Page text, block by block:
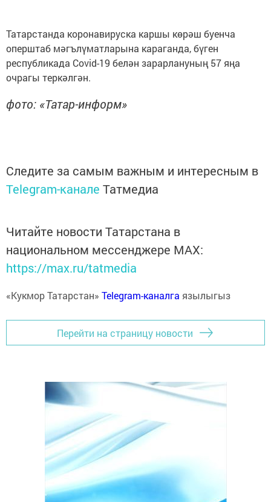
Татарстанда коронавируска каршы көрәш буенча
оперштаб мәгълүматларына караганда, бүген
республикада Covid-19 белән зарарлануның 57 яңа
очрагы теркәлгән.
фото: «Татар-информ»
Следите за самым важным и интересным в
Telegram-канале Татмедиа
Читайте новости Татарстана в
национальном мессенджере MАХ:
https://max.ru/tatmedia
«Кукмор Татарстан» Telegram-каналга язылыгыз
Перейти на страницу новости